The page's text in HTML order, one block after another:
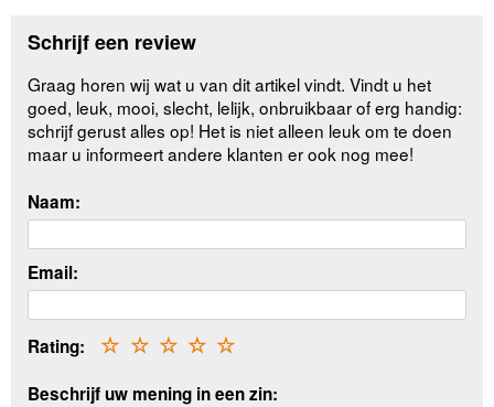
Schrijf een review
Graag horen wij wat u van dit artikel vindt. Vindt u het
goed, leuk, mooi, slecht, lelijk, onbruikbaar of erg handig:
schrijf gerust alles op! Het is niet alleen leuk om te doen
maar u informeert andere klanten er ook nog mee!
Naam:
Email:
Rating: ☆
☆
☆
☆
☆
Beschrijf uw mening in een zin: